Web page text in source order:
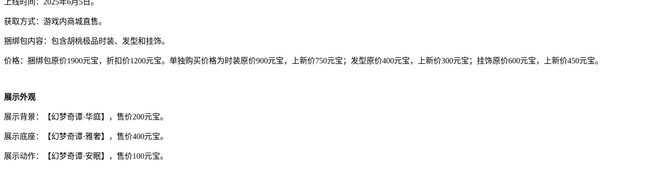
获取方式：游戏内商城直售。
捆绑包内容：包含胡桃极品时装、发型和挂饰。
价格：捆绑包原价1900元宝，折扣价1200元宝。单独购买价格为时装原价900元宝，上新价750元宝；发型原价400元宝，上新价300元宝；挂饰原价600元宝，上新价450元宝。
展示外观
展示背景：【幻梦奇谭·华庭】，售价200元宝。
展示底座：【幻梦奇谭·雅奢】，售价400元宝。
展示动作：【幻梦奇谭·安眠】，售价100元宝。